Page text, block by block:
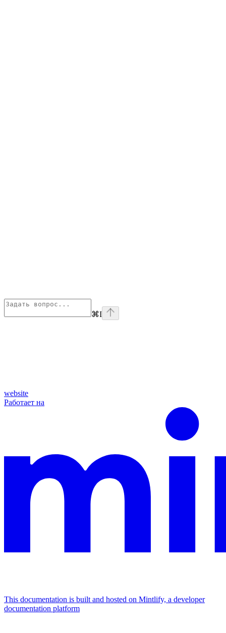
⌘I
website
Работает на
This documentation is built and hosted on Mintlify, a developer
documentation platform